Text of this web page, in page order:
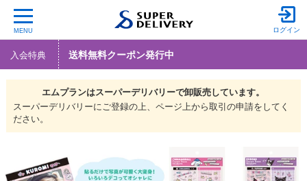
MENU ログイン
入会特典 送料無料クーポン発行中
エムプランはスーパーデリバリーで卸販売しています。
スーパーデリバリーにご登録の上、ページ上から取引の申請をしてく
ださい。